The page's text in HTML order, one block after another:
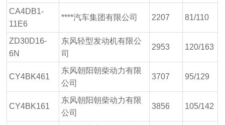
CA4DB1-
11E6
****汽车集团有限公司 2207 81/110
ZD30D16-
6N
东风轻型发动机有限公
司
2953 120/163
CY4BK461
东风朝阳朝柴动力有限
公司
3707 95/129
CY4BK161
东风朝阳朝柴动力有限
公司
3856 105/142